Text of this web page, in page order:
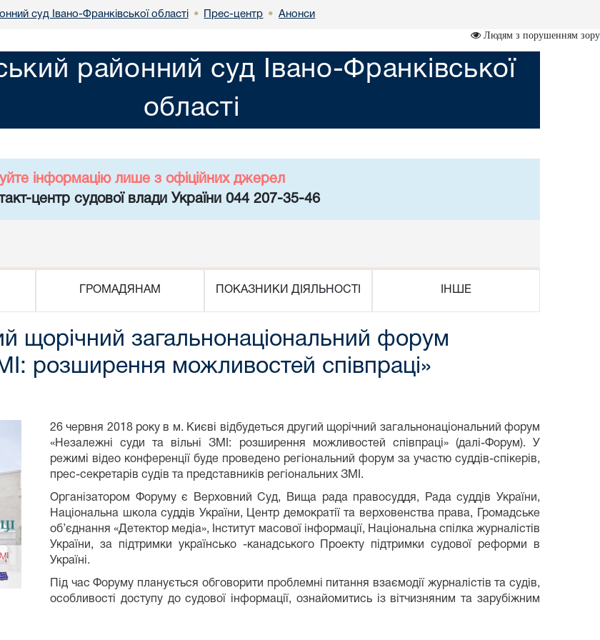
суд Івано-Франківської області • Прес-центр • Анонси
Людям з порушенням зору
районний суд Івано-Франківської
області
інформацію лише з офіційних джерел
центр судової влади України 044 207-35-46
ГРОМАДЯНАМ ПОКАЗНИКИ ДІЯЛЬНОСТІ ІНШЕ
щорічний загальнонаціональний форум
розширення можливостей співпраці»
26 червня 2018 року в м. Києві відбудеться другий щорічний загальнонаціональний форум
«Незалежні суди та вільні ЗМІ: розширення можливостей співпраці» (далі-Форум). У
режимі відео конференції буде проведено регіональний форум за участю суддів-спікерів,
прес-секретарів судів та представників регіональних ЗМІ.
Організатором Форуму є Верховний Суд, Вища рада правосуддя, Рада суддів України,
Національна школа суддів України, Центр демократії та верховенства права, Громадське
об’єднання «Детектор медіа», Інститут масової інформації, Національна спілка журналістів
України, за підтримки українсько -канадського Проекту підтримки судової реформи в
Україні.
Під час Форуму планується обговорити проблемні питання взаємодії журналістів та судів,
особливості доступу до судової інформації, ознайомитись із вітчизняним та зарубіжним